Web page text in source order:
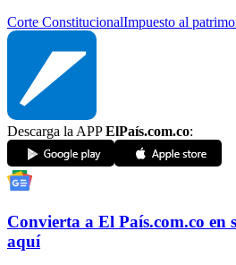
Corte ConstitucionalImpuesto al
Descarga la APPElPaís.com.co:
Convierta a El País.com.co en
aquí